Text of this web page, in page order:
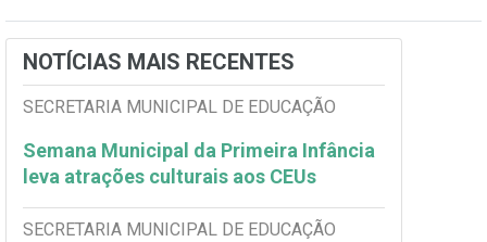
NOTÍCIAS MAIS RECENTES
SECRETARIA MUNICIPAL DE EDUCAÇÃO
Semana Municipal da Primeira Infância
leva atrações culturais aos CEUs
SECRETARIA MUNICIPAL DE EDUCAÇÃO